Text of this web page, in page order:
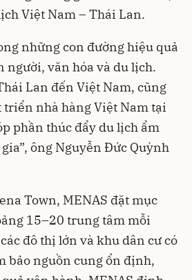
Việt Nam – Thái Lan.
những con đường hiệu quả
người, văn hóa và du lịch.
Lan đến Việt Nam, cũng
triển nhà hàng Việt Nam tại
phần thúc đẩy du lịch ẩm
ông Nguyễn Đức Quỳnh
Town, MENAS đặt mục
15–20 trung tâm mỗi
đô thị lớn và khu dân cư có
bảo nguồn cung ổn định,